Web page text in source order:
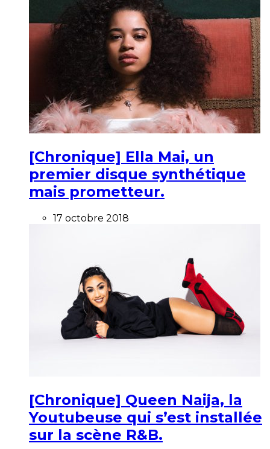
[Chronique] Ella Mai, un
premier disque synthétique
mais prometteur.
17 octobre 2018
[Chronique] Queen Naija, la
Youtubeuse qui s’est installée
sur la scène R&B.